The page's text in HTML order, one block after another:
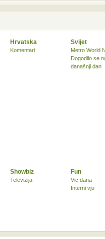
Hrvatska
Komentari
Svijet
Metro World
Dogodilo se
današnji dan
Showbiz
Televizija
Fun
Vic dana
Interni vju